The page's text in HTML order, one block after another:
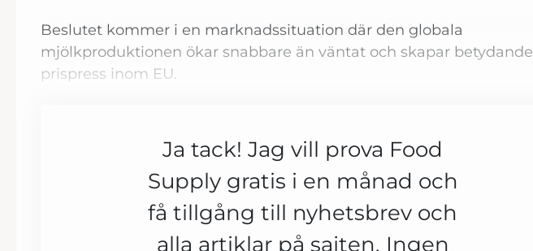
Beslutet kommer i en marknadssituation där den globala
mjölkproduktionen ökar snabbare än väntat och skapar betydande
prispress inom EU.
Ja tack! Jag vill prova Food
Supply gratis i en månad och
få tillgång till nyhetsbrev och
alla artiklar på sajten. Ingen